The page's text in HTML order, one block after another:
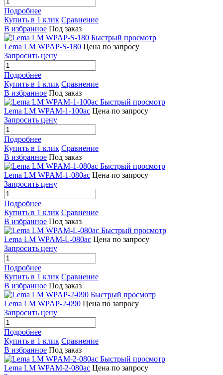
Подробнее
Купить в 1 клик Сравнение
В избранное Под заказ
Быстрый просмотр
Lema LM WPAP-S-180 Цена по запросу
Запросить цену
Подробнее
Купить в 1 клик Сравнение
В избранное Под заказ
Быстрый просмотр
Lema LM WPAM-1-100ac Цена по запросу
Запросить цену
Подробнее
Купить в 1 клик Сравнение
В избранное Под заказ
Быстрый просмотр
Lema LM WPAM-1-080ac Цена по запросу
Запросить цену
Подробнее
Купить в 1 клик Сравнение
В избранное Под заказ
Быстрый просмотр
Lema LM WPAM-L-080ac Цена по запросу
Запросить цену
Подробнее
Купить в 1 клик Сравнение
В избранное Под заказ
Быстрый просмотр
Lema LM WPAP-2-090 Цена по запросу
Запросить цену
Подробнее
Купить в 1 клик Сравнение
В избранное Под заказ
Быстрый просмотр
Lema LM WPAM-2-080ac Цена по запросу